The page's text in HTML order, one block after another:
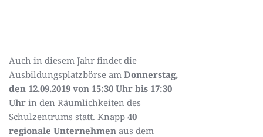
Auch in diesem Jahr findet die
Ausbildungsplatzbörse am Donnerstag,
den 12.09.2019 von 15:30 Uhr bis 17:30
Uhr in den Räumlichkeiten des
Schulzentrums statt. Knapp 40
regionale Unternehmen aus dem